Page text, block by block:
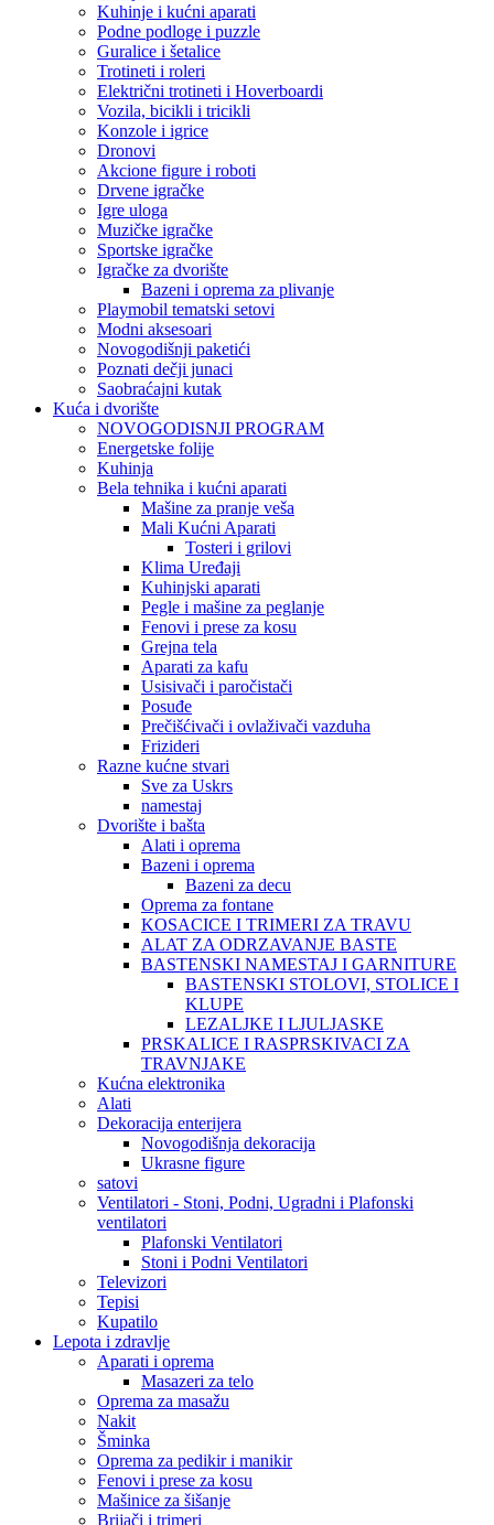
Kuhinje i kućni aparati
Podne podloge i puzzle
Guralice i šetalice
Trotineti i roleri
Električni trotineti i Hoverboardi
Vozila, bicikli i tricikli
Konzole i igrice
Dronovi
Akcione figure i roboti
Drvene igračke
Igre uloga
Muzičke igračke
Sportske igračke
‎Igračke za dvorište
Bazeni i oprema za plivanje
Playmobil tematski setovi
Modni aksesoari
Novogodišnji paketići
Poznati dečji junaci
Saobraćajni kutak
Kuća i dvorište
NOVOGODISNJI PROGRAM
Energetske folije
Kuhinja
Bela tehnika i kućni aparati
Mašine za pranje veša
Mali Kućni Aparati
Tosteri i grilovi
Klima Uređaji
Kuhinjski aparati
Pegle i mašine za peglanje
Fenovi i prese za kosu
Grejna tela
Aparati za kafu
Usisivači i paročistači
Posuđe
Prečišćivači i ovlaživači vazduha
Frizideri
Razne kućne stvari
Sve za Uskrs
namestaj
Dvorište i bašta
Alati i oprema
Bazeni i oprema
Bazeni za decu
Oprema za fontane
KOSACICE I TRIMERI ZA TRAVU
ALAT ZA ODRZAVANJE BASTE
BASTENSKI NAMESTAJ I GARNITURE
BASTENSKI STOLOVI, STOLICE I
KLUPE
LEZALJKE I LJULJASKE
PRSKALICE I RASPRSKIVACI ZA
TRAVNJAKE
Kućna elektronika
Alati
Dekoracija enterijera
Novogodišnja dekoracija
Ukrasne figure
satovi
Ventilatori - Stoni, Podni, Ugradni i Plafonski
ventilatori
Plafonski Ventilatori
Stoni i Podni Ventilatori
Televizori
Tepisi
Kupatilo
Lepota i zdravlje
Aparati i oprema
Masazeri za telo
Oprema za masažu
Nakit
Šminka
Oprema za pedikir i manikir
Fenovi i prese za kosu
Mašinice za šišanje
Brijači i trimeri